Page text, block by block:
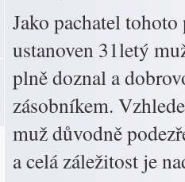
Jako pachatel
ustanoven 31letý
plně doznal a
zásobníkem.
muž důvodně
a celá záležitost je